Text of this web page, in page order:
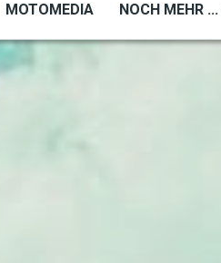
MOTOMEDIA NOCH MEHR ...